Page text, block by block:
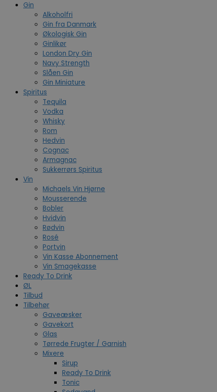
Gin
Alkoholfri
Gin fra Danmark
Økologisk Gin
Ginlikør
London Dry Gin
Navy Strength
Slåen Gin
Gin Miniature
Spiritus
Tequila
Vodka
Whisky
Rom
Hedvin
Cognac
Armagnac
Sukkerrørs Spiritus
Vin
Michaels Vin Hjørne
Mousserende
Bobler
Hvidvin
Rødvin
Rosé
Portvin
Vin Kasse Abonnement
Vin Smagekasse
Ready To Drink
ØL
Tilbud
Tilbehør
Gaveæsker
Gavekort
Glas
Tørrede Frugter / Garnish
Mixere
Sirup
Ready To Drink
Tonic